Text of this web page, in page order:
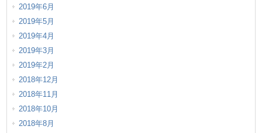
2019年6月
2019年5月
2019年4月
2019年3月
2019年2月
2018年12月
2018年11月
2018年10月
2018年8月